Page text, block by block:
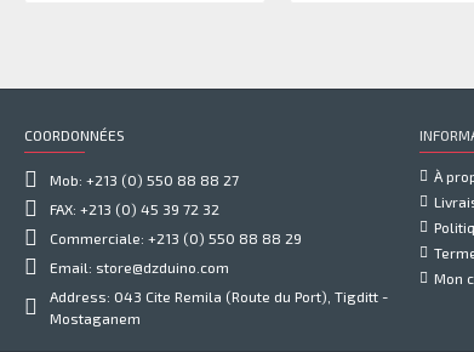
COORDONNÉES
Mob: +213 (0) 550 88 88 27
FAX: +213 (0) 45 39 72 32
Commerciale: +213 (0) 550 88 88 29
Email: store@dzduino.com
Address: 043 Cite Remila (Route du Port), Tigditt -
Mostaganem
À
Mon